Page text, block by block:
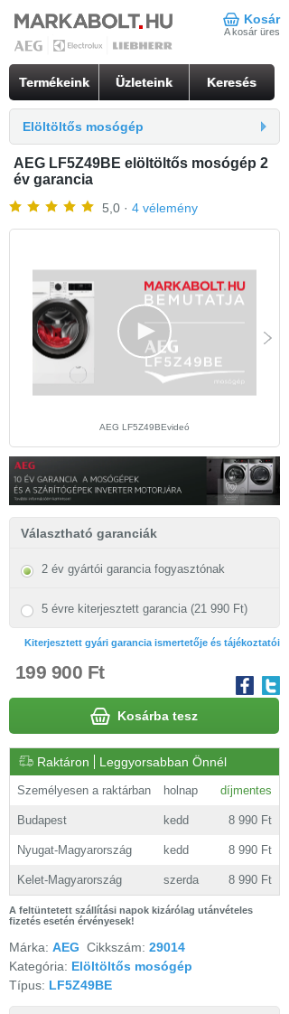
Kosár
A kosár üres
Termékeink Üzleteink Keresés
Elöltöltős mosógép
AEG LF5Z49BE elöltöltős mosógép 2
év garancia
5,0 · 4 vélemény
AEG LF5Z49BEvideó
Választható garanciák
2 év gyártói garancia fogyasztónak
5 évre kiterjesztett garancia (21 990 Ft)
Kiterjesztett gyári garancia ismertetője és tájékoztatói
199 900 Ft
Kosárba tesz
Raktáron Leggyorsabban Önnél
Személyesen a raktárban holnap díjmentes
Budapest kedd 8 990 Ft
Nyugat-Magyarország kedd 8 990 Ft
Kelet-Magyarország szerda 8 990 Ft
A feltüntetett szállítási napok kizárólag utánvételes
fizetés esetén érvényesek!
Márka: AEG Cikkszám: 29014
Kategória: Elöltöltős mosógép
Típus: LF5Z49BE